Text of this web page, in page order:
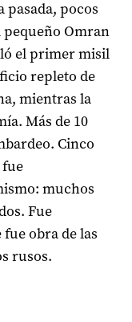
pasada, pocos
pequeño Omran
el primer misil
repleto de
mientras la
Más de 10
Cinco
muchos
Fue
obra de las
rusos.